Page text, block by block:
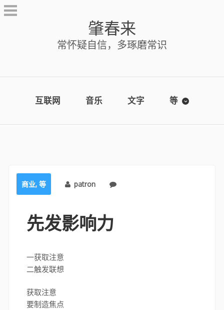
Skip
to
肇春来
常怀疑自信，多琢磨常识
互联网 音乐 文字 等
商业, 等 patron
先发影响力
一获取注意
二触发联想
获取注意
要制造焦点